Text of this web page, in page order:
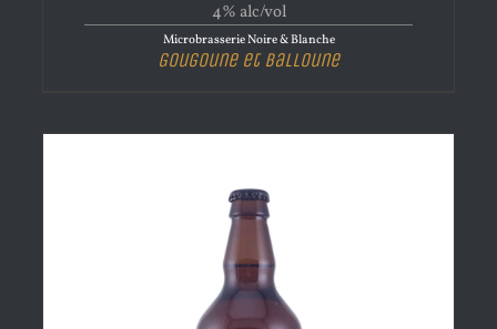
4% alc/vol
Microbrasserie Noire & Blanche
Gougoune et Balloune